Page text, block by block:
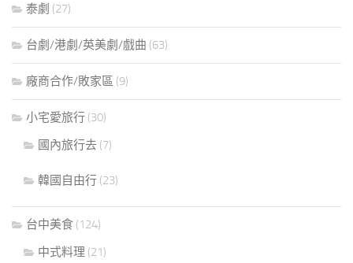
泰劇 (27)
台劇/港劇/英美劇/戲曲 (63)
廠商合作/敗家區 (9)
小宅愛旅行 (30)
國內旅行去 (7)
韓國自由行 (23)
台中美食 (124)
中式料理 (21)